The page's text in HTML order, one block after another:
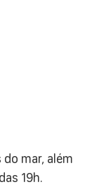
mar, além
19h.